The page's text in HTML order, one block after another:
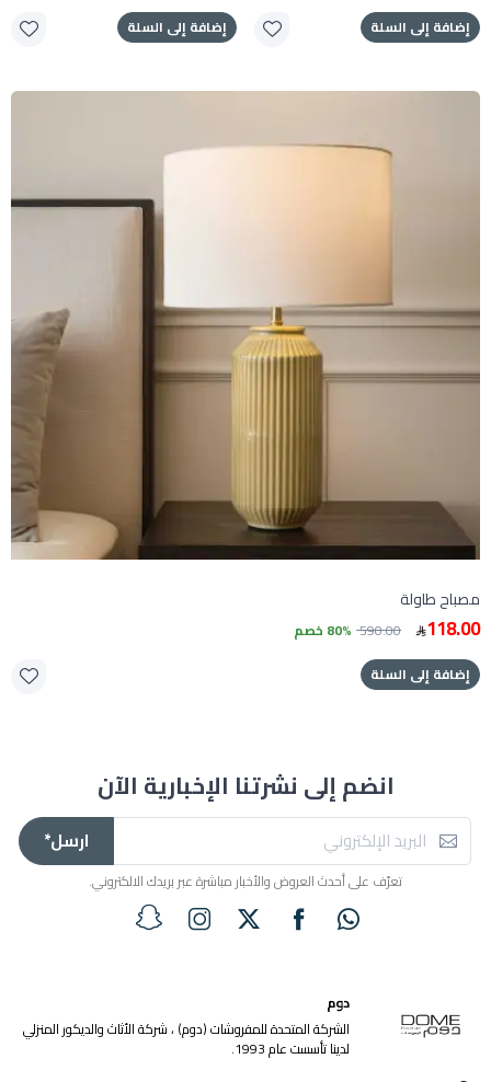
إضافة إلى السلة
إضافة إلى السلة
مصباح طاولة
118.00
590.00 80% خصم
إضافة إلى السلة
انضم إلى نشرتنا الإخبارية الآن
ارسل*
تعرّف على أحدث العروض والأخبار مباشرة عبر بريدك الالكتروني.
دوم
الشركة المتحدة للمفروشات (دوم) ، شركة الأثاث والديكور المنزلي
لدينا تأسست عام 1993.